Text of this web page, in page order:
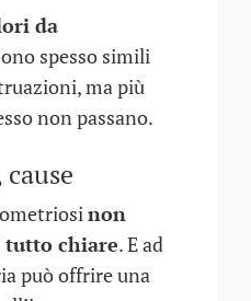
da
spesso simili
ma più
non passano.
non
tutto chiare. E ad
può offrire una